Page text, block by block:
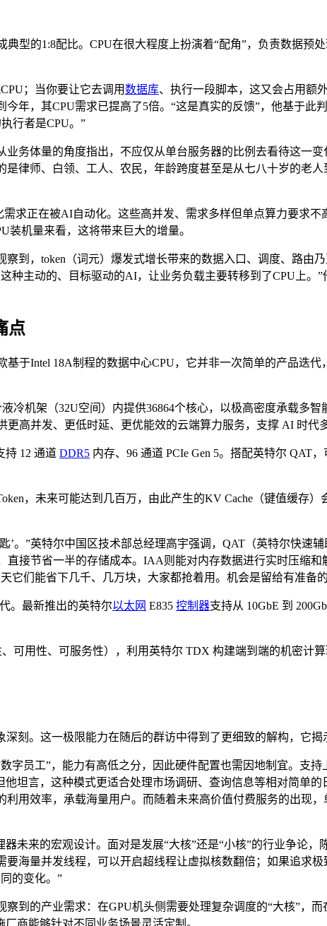
典型的1:8配比。CPU在很大程度上扮演着“配角”，负责数据预
；当你要让它去调用数据库、执行一段脚本，这又会占用额
年，其CPU需求已提高了5倍。“这是真实的反馈”，他基于此
行者是CPU。”
业务体量的角度指出，不应仅从单台服务器的比例去看待这一
律师、白领、工人、农民，年龄跨度甚至是从七八十岁的老
求正在被AI自动化。这些高并发、需求多样但单点算力要求
装机量来看，这将带来巨大的增量。
到，token（词元）爆发式增长带来的数据入口、调度、路由
种主动的、目标驱动的AI，让业务负载主要转移到了CPU上。
点
基于Intel 18A制程的数据中心CPU，它并非一次简单的产品迭
冷机架（32U空间）内提供36864个核心，以极高密度承载多
高并发、更低时延、更优能效的云端算力服务，支撑 AI 时代
持 12 通道 DDR5 内存、96 通道 PCIe Gen 5。搭配英特尔 QAT
，未来可能达到几百万，由此产生的KV Cache（键值缓存
’。”英特尔中国区技术部总经理高宇强调，QAT（英特尔快速
直接节省一半的存储成本。IAA则能对内存数据进行实时压缩
它们能省下几千、几万块，大家都抢着用。机会是留给有准备
。最新推出的英特尔以太网 E835 控制器支持从 10GbE 到
可用性、可服务性），利用英特尔 TDX 构建端到端的机密计
刻。这一极限能力在随后的群访中得到了更细致的解构，它揭
字员工”，能力有高低之分，因此硬件配置也需因地制宜。支
坦言，这种模式更适合处理市场调研、查询信息等相对简单
用效率，承载海量用户。而随着未来高价值付费服务的出现
未来的宏观设计。面对是发展“大核”还是“小核”的行业争论
海量并发线程，可以开启超线程让虚拟核数翻倍；如果追求
的变化。”
到的产业需求：在GPU机头侧需要处理复杂调度的“大核”，